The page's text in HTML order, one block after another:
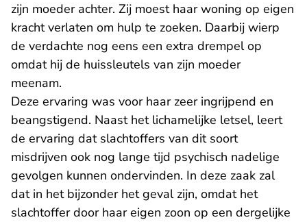
zijn moeder achter. Zij moest haar woning op eigen
kracht verlaten om hulp te zoeken. Daarbij wierp
de verdachte nog eens een extra drempel op
omdat hij de huissleutels van zijn moeder
meenam.
Deze ervaring was voor haar zeer ingrijpend en
beangstigend. Naast het lichamelijke letsel, leert
de ervaring dat slachtoffers van dit soort
misdrijven ook nog lange tijd psychisch nadelige
gevolgen kunnen ondervinden. In deze zaak zal
dat in het bijzonder het geval zijn, omdat het
slachtoffer door haar eigen zoon op een dergelijke